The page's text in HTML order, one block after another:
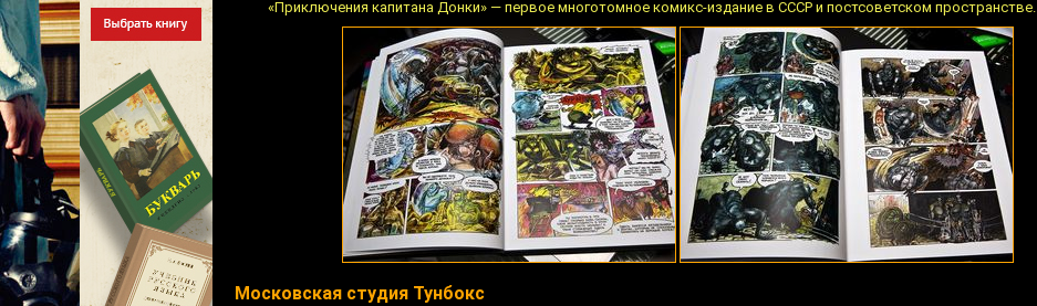
«Приключения капитана Донки» — первое многотомное комикс-издание в СССР и постсоветском пространстве.
Московская студия Тунбокс